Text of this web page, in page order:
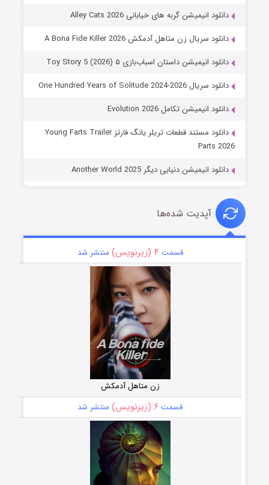
دانلود انیمیشن گربه های خیابانی Alley Cats 2026
دانلود سریال زن متاهل آدمکش A Bona Fide Killer 2026
دانلود انیمیشن داستان اسباب‌بازی ۵ Toy Story 5 (2026)
دانلود سریال One Hundred Years of Solitude 2024-2026
دانلود انیمیشن تکامل Evolution 2026
دانلود مستند قطعات تریلر یانگ فارتز Young Farts Trailer
Parts 2026
دانلود انیمیشن دنیایی دیگر Another World 2025
آپدیت شده‌ها
قسمت۴ (زیرنویس) منتشر شد
زن متاهل آدمکش
قسمت ۶ (زیرنویس) منتشر شد